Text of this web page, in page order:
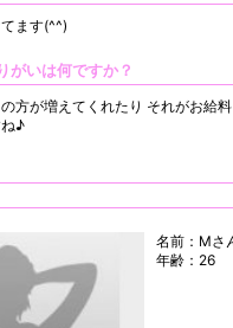
ます(^^)
がいは何ですか？
方が増えてくれたり それがお給
♪
名前：Mさ
年齢：26